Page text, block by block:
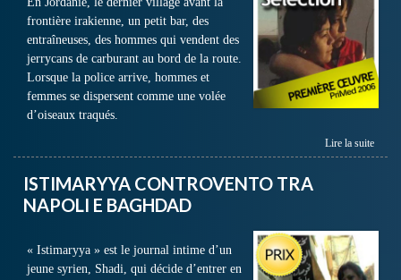
frontière irakienne, un petit bar, des
entraîneuses, des hommes qui vendent des
jerrycans de carburant au bord de la route.
Lorsque la police arrive, hommes et
femmes se dispersent comme une volée
d’oiseaux traqués.
Lire la suite
ISTIMARYYA CONTROVENTO TRA
NAPOLI E BAGHDAD
« Istimaryya » est le journal intime d’un
jeune syrien, Shadi, qui décide d’entrer en